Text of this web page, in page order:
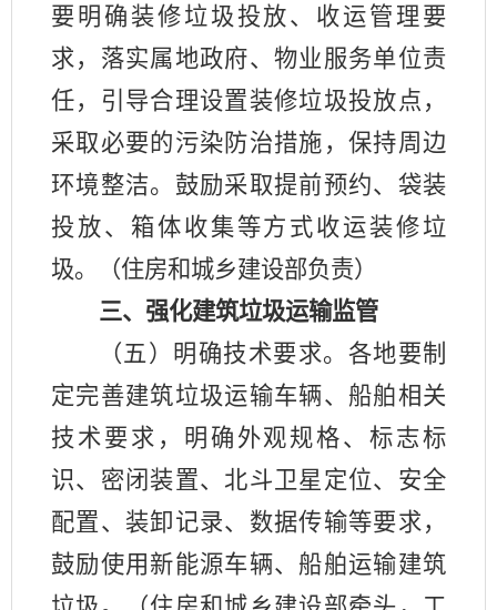
要明确装修垃圾投放、收运管理要
求，落实属地政府、物业服务单位责
任，引导合理设置装修垃圾投放点，
采取必要的污染防治措施，保持周边
环境整洁。鼓励采取提前预约、袋装
投放、箱体收集等方式收运装修垃
圾。（住房和城乡建设部负责）
三、强化建筑垃圾运输监管
（五）明确技术要求。各地要制
定完善建筑垃圾运输车辆、船舶相关
技术要求，明确外观规格、标志标
识、密闭装置、北斗卫星定位、安全
配置、装卸记录、数据传输等要求，
鼓励使用新能源车辆、船舶运输建筑